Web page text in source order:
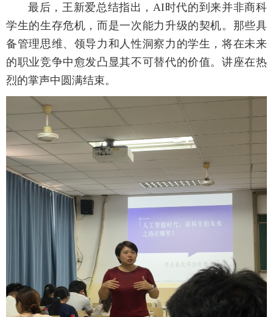
最后，王新爱总结指出，AI时代的到来并非商科
学生的生存危机，而是一次能力升级的契机。那些具
备管理思维、领导力和人性洞察力的学生，将在未来
的职业竞争中愈发凸显其不可替代的价值。讲座在热
烈的掌声中圆满结束。